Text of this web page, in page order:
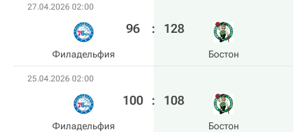
27.04.2026 02:00
Филадельфия
96 : 128
Бостон
25.04.2026 02:00
Филадельфия
100 : 108
Бостон